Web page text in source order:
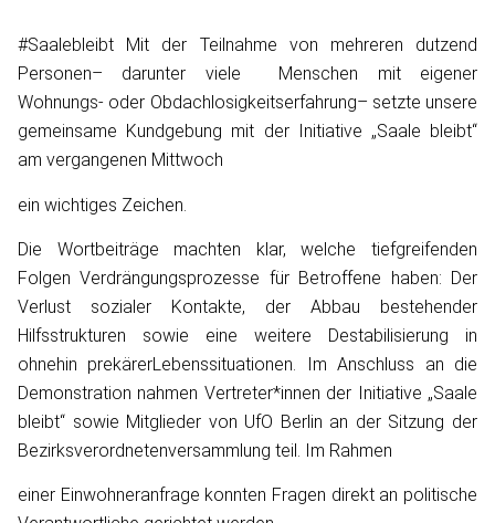
#Saalebleibt Mit der Teilnahme von mehreren dutzend
Personen– darunter viele Menschen mit eigener
Wohnungs- oder Obdachlosigkeitserfahrung– setzte unsere
gemeinsame Kundgebung mit der Initiative „Saale bleibt“
am vergangenen Mittwoch
ein wichtiges Zeichen.
Die Wortbeiträge machten klar, welche tiefgreifenden
Folgen Verdrängungsprozesse für Betroffene haben: Der
Verlust sozialer Kontakte, der Abbau bestehender
Hilfsstrukturen sowie eine weitere Destabilisierung in
ohnehin prekärerLebenssituationen. Im Anschluss an die
Demonstration nahmen Vertreter*innen der Initiative „Saale
bleibt“ sowie Mitglieder von UfO Berlin an der Sitzung der
Bezirksverordnetenversammlung teil. Im Rahmen
einer Einwohneranfrage konnten Fragen direkt an politische